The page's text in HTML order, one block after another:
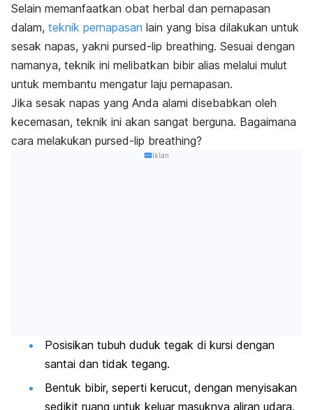
Selain memanfaatkan obat herbal dan pernapasan
dalam, teknik pernapasan lain yang bisa dilakukan untuk
sesak napas, yakni pursed-lip breathing. Sesuai dengan
namanya, teknik ini melibatkan bibir alias melalui mulut
untuk membantu mengatur laju pernapasan.
Jika sesak napas yang Anda alami disebabkan oleh
kecemasan, teknik ini akan sangat berguna. Bagaimana
cara melakukan pursed-lip breathing?
Iklan
Posisikan tubuh duduk tegak di kursi dengan
santai dan tidak tegang.
Bentuk bibir, seperti kerucut, dengan menyisakan
sedikit ruang untuk keluar masuknya aliran udara.